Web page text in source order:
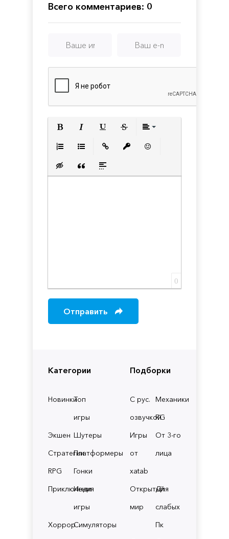
Категории
НовинкиТоп
игры
Экшен Шутеры
СтратегииПлатформеры
RPG
Гонки
Приключения
Инди
игры
ХоррорСимуляторы
Подборки
С рус.
озвучкой
Механики
RG
Игры
от
xatab
От 3-го
лица
Открытый
мир
Для
слабых
Пк
Всего комментариев: 0
Вставка скрытого текста
Вставка цитаты
Вставка спойлера
0
Отправить